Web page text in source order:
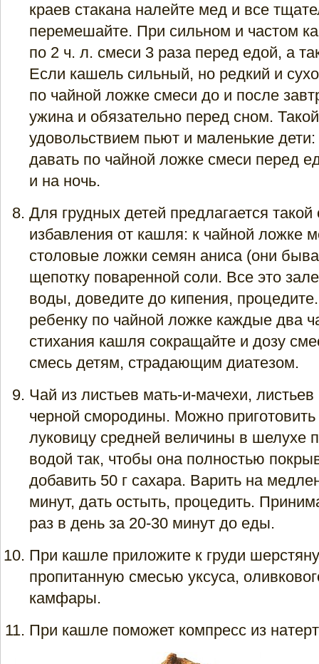
краев стакана налейте мед и все
перемешайте. При сильном и частом
по 2 ч. л. смеси 3 раза перед едой, а
Если кашель сильный, но редкий и
по чайной ложке смеси до и после
ужина и обязательно перед сном.
удовольствием пьют и маленькие
давать по чайной ложке смеси перед
и на ночь.
Для грудных детей предлагается такой
избавления от кашля: к чайной ложке
столовые ложки семян аниса (они
щепотку поваренной соли. Все это
воды, доведите до кипения,
ребенку по чайной ложке каждые два
стихания кашля сокращайте и дозу
смесь детям, страдающим диатезом.
Чай из листьев мать-и-мачехи,
черной смородины. Можно
луковицу средней величины в шелухе
водой так, чтобы она полностью
добавить 50 г сахара. Варить на
минут, дать остыть, процедить.
раз в день за 20-30 минут до еды.
При кашле приложите к груди
пропитанную смесью уксуса,
камфары.
При кашле поможет компресс из